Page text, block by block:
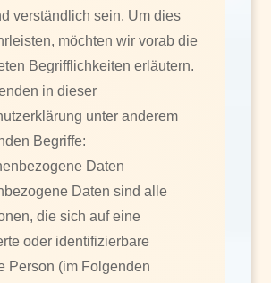
verständlich sein. Um dies
möchten wir vorab die
Begrifflichkeiten erläutern.
in dieser
unter anderem
Begriffe:
Daten
Daten sind alle
die sich auf eine
oder identifizierbare
Person (im Folgenden